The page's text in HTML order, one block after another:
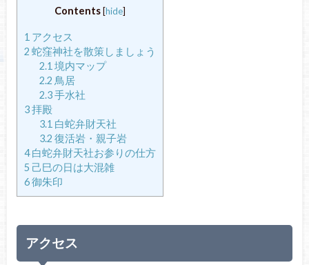
Contents [hide]
1 アクセス
2 蛇窪神社を散策しましょう
2.1 境内マップ
2.2 鳥居
2.3手水社
3拝殿
3.1 白蛇弁財天社
3.2 復活岩・親子岩
4白蛇弁財天社お参りの仕方
5 己巳の日は大混雑
6御朱印
アクセス